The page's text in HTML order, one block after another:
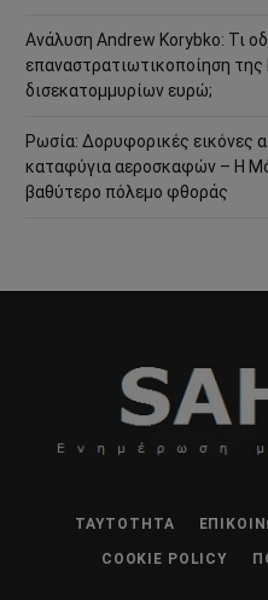
Ανάλυση Andrew Korybko: Τι
επαναστρατιωτικοποίηση της
δισεκατομμυρίων ευρώ;
Ρωσία: Δορυφορικές εικόνες
καταφύγια αεροσκαφών – Η
βαθύτερο πόλεμο φθοράς
ΤΑΥΤΌΤΗΤΑ
COOKIE POLICY